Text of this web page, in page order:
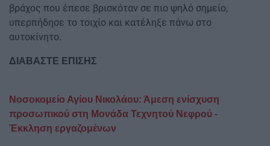
βράχος που έπεσε βρισκόταν σε πιο ψηλό σημείο,
υπερπήδησε το τοιχίο και κατέληξε πάνω στο
αυτοκίνητο.
ΔΙΑΒΑΣΤΕ ΕΠΙΣΗΣ
Νοσοκομείο Αγίου Νικολάου: Άμεση ενίσχυση
προσωπικού στη Μονάδα Τεχνητού Νεφρού -
Έκκληση εργαζομένων